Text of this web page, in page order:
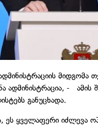
მიდგომა
ადმინისტრაცია, - ამის
განუცხადა.
ყველაფერი იძლევა